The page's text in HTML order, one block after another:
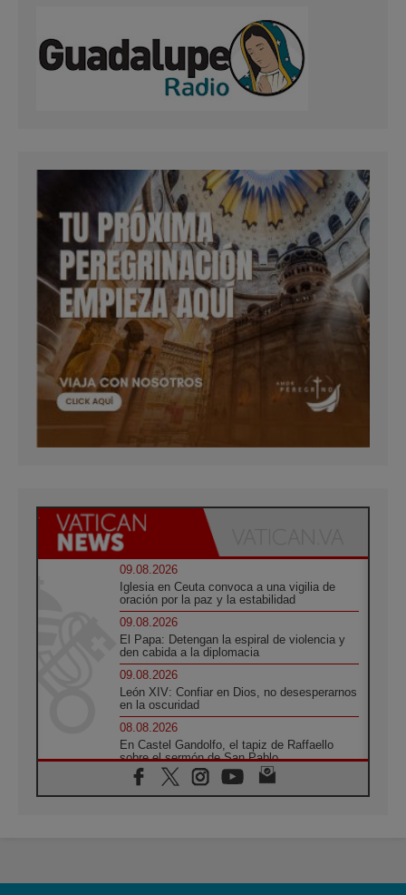
09.08.2026
Iglesia en Ceuta convoca a una vigilia de
oración por la paz y la estabilidad
09.08.2026
El Papa: Detengan la espiral de violencia y
den cabida a la diplomacia
09.08.2026
León XIV: Confiar en Dios, no desesperarnos
en la oscuridad
08.08.2026
En Castel Gandolfo, el tapiz de Raffaello
sobre el sermón de San Pablo
08.08.2026
En Colombia, «la paz no se compra con una
08.08.2026